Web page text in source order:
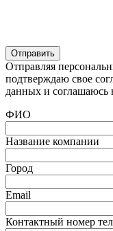
Отправляя
подтверждаю свое
данных и соглашаюсь
ФИО
Название компании
Город
Email
Контактный номер